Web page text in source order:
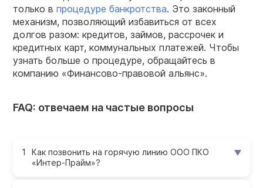
только в процедуре банкротства. Это законный
механизм, позволяющий избавиться от всех
долгов разом: кредитов, займов, рассрочек и
кредитных карт, коммунальных платежей. Чтобы
узнать больше о процедуре, обращайтесь в
компанию «Финансово-правовой альянс».
FAQ: отвечаем на частые вопросы
Как позвонить на горячую линию ООО ПКО
«Интер-Прайм»?